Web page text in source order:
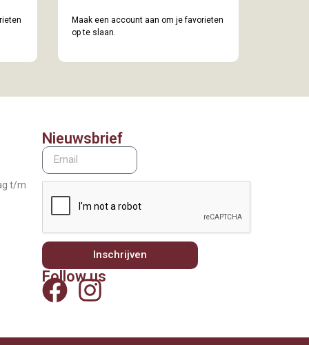
Maak een account aan om je favorieten
op te slaan.
t/m
Nieuwsbrief
Inschrijven
Follow us